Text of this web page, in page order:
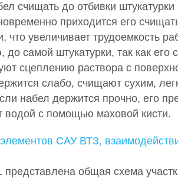
счищать до отбивки штукатурки
приходится его
что увеличивает трудоемкость
до самой штукатурки, так как его
сцеплению раствора с
слабо, счищают сухим,
набел держится прочно, его
водой с помощью маховой кисти.
САУ ВТЗ,
представлена общая схема